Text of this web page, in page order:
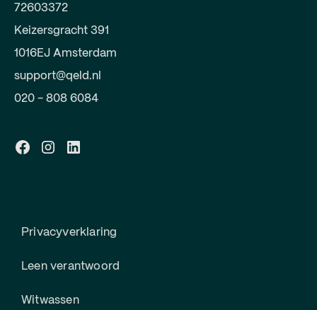
72603372
Keizersgracht 391
1016EJ Amsterdam
support@qeld.nl
020 - 808 6084
Privacyverklaring
Leen verantwoord
Witwassen